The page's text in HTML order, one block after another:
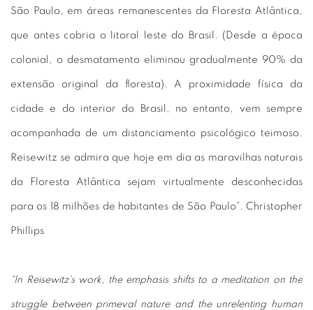
São Paulo, em áreas remanescentes da Floresta Atlântica,
que antes cobria o litoral leste do Brasil. (Desde a época
colonial, o desmatamento eliminou gradualmente 90% da
extensão original da floresta). A proximidade física da
cidade e do interior do Brasil, no entanto, vem sempre
acompanhada de um distanciamento psicológico teimoso.
Reisewitz se admira que hoje em dia as maravilhas naturais
da Floresta Atlântica sejam virtualmente desconhecidas
para os 18 milhões de habitantes de São Paulo”. Christopher
Phillips
“In Reisewitz’s work, the emphasis shifts to a meditation on the
struggle between primeval nature and the unrelenting human